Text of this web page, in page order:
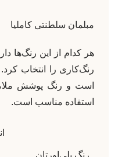
مبلمان سلطنتی کاملیا
هر کدام از این رنگ‌ها
رنگ‌کاری را انتخاب
است و رنگ پوشش
استفاده مناسب است.
رنگ پلی‌اورتان